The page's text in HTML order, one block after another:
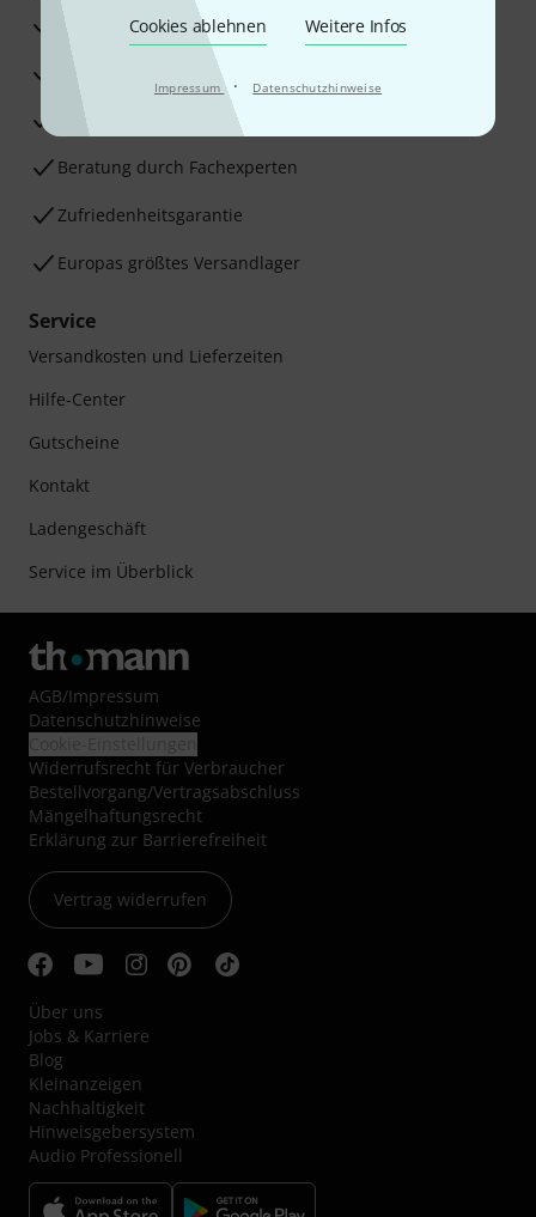
Cookies ablehnen Weitere Infos
Impressum · Datenschutzhinweise
3 Jahre Thomann Garantie
30 Tage Money-Back-Garantie
Beratung durch Fachexperten
Zufriedenheitsgarantie
Europas größtes Versandlager
Service
Versandkosten und Lieferzeiten
Hilfe-Center
Gutscheine
Kontakt
Ladengeschäft
Service im Überblick
AGB/Impressum
Datenschutzhinweise
Widerrufsrecht für Verbraucher
Bestellvorgang/Vertragsabschluss
Mängelhaftungsrecht
Erklärung zur Barrierefreiheit
Vertrag widerrufen
Über uns
Jobs & Karriere
Blog
Kleinanzeigen
Nachhaltigkeit
Hinweisgebersystem
Audio Professionell